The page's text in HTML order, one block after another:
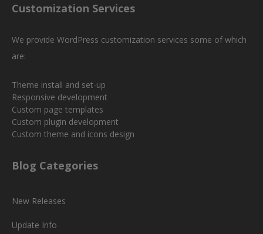
Customization Services
We provide WordPress customization services some of which
are:
Theme install and set-up
Responsive development
Custom page templates
Custom plugin development
Custom theme and icons design
Blog Categories
New Releases
Update Info